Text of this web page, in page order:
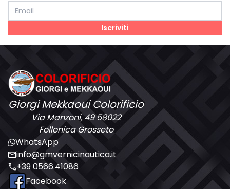
Iscriviti
Giorgi Mekkaoui Colorificio
Via Manzoni, 49 58022
Follonica Grosseto
WhatsApp
mailinfo@gmvernicinautica.it
call+39 0566.41086
Facebook